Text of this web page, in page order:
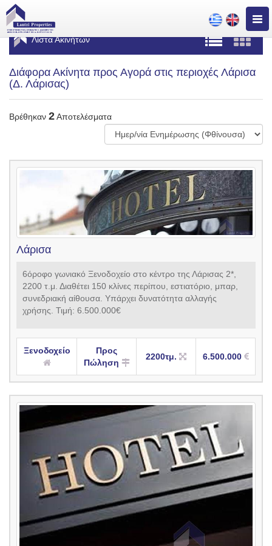
Λίστα Ακινήτων
Διάφορα Ακίνητα προς Αγορά στις περιοχές Λάρισα
(Δ. Λάρισας)
Βρέθηκαν 2Αποτελέσματα
Λάρισα
6όροφο γωνιακό Ξενοδοχείο στο κέντρο της Λάρισας 2*,
2200 τ.μ. Διαθέτει 150 κλίνες περίπου, εστιατόριο, μπαρ,
συνεδριακή αίθουσα. Υπάρχει δυνατότητα αλλαγής
χρήσης. Τιμή: 6.500.000€
Ξενοδοχείο
Προς
Πώληση
2200τμ. 6.500.000